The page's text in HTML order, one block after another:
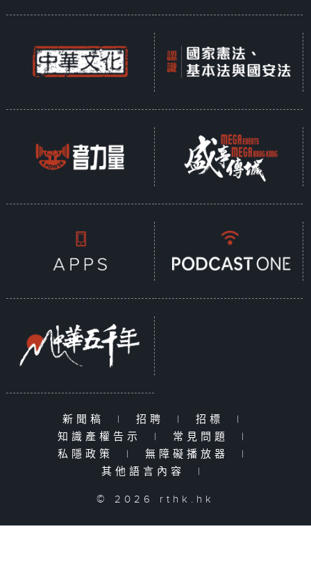
新聞稿 | 招聘 | 招標
|
知識產權告示
| 常見問題
|
私隱政策
| 無障礙播放器
|
其他語言內容
|
© 2026 rthk.hk